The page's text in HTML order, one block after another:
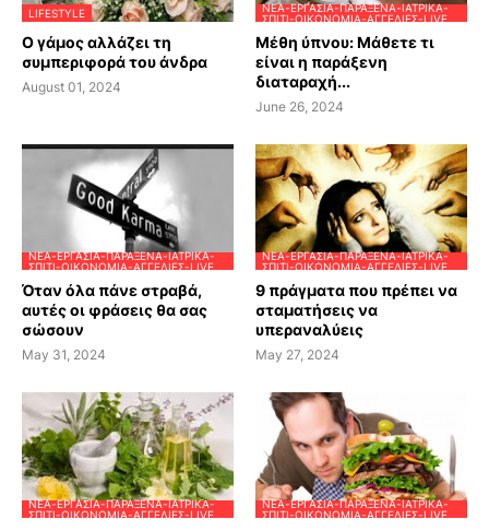
LIFESTYLE
Ο γάμος αλλάζει τη
συμπεριφορά του άνδρα
August 01, 2024
ΝΈΑ-ΕΡΓΑΣΊΑ-ΠΑΡΆΞΕΝΑ-ΙΑΤΡΙΚΆ-
ΣΠΊΤΙ-ΟΙΚΟΝΟΜΊΑ-ΑΓΓΕΛΊΕΣ-LIVE
Μέθη ύπνου: Μάθετε τι
είναι η παράξενη
διαταραχή...
June 26, 2024
ΝΈΑ-ΕΡΓΑΣΊΑ-ΠΑΡΆΞΕΝΑ-ΙΑΤΡΙΚΆ-
ΣΠΊΤΙ-ΟΙΚΟΝΟΜΊΑ-ΑΓΓΕΛΊΕΣ-LIVE
Όταν όλα πάνε στραβά,
αυτές οι φράσεις θα σας
σώσουν
May 31, 2024
ΝΈΑ-ΕΡΓΑΣΊΑ-ΠΑΡΆΞΕΝΑ-ΙΑΤΡΙΚΆ-
ΣΠΊΤΙ-ΟΙΚΟΝΟΜΊΑ-ΑΓΓΕΛΊΕΣ-LIVE
9 πράγματα που πρέπει να
σταματήσεις να
υπεραναλύεις
May 27, 2024
ΝΈΑ-ΕΡΓΑΣΊΑ-ΠΑΡΆΞΕΝΑ-ΙΑΤΡΙΚΆ-
ΣΠΊΤΙ-ΟΙΚΟΝΟΜΊΑ-ΑΓΓΕΛΊΕΣ-LIVE
ΝΈΑ-ΕΡΓΑΣΊΑ-ΠΑΡΆΞΕΝΑ-ΙΑΤΡΙΚΆ-
ΣΠΊΤΙ-ΟΙΚΟΝΟΜΊΑ-ΑΓΓΕΛΊΕΣ-LIVE